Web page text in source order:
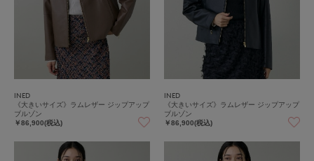
INED
《大きいサイズ》ラムレザー ジップアップ
ブルゾン
￥86,900(税込)
INED
《大きいサイズ》ラムレザー ジップアップ
ブルゾン
￥86,900(税込)